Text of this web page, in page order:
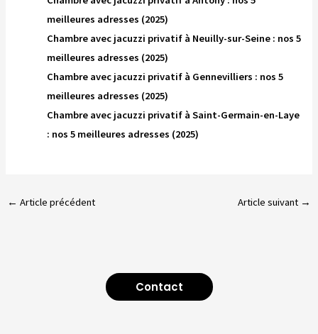
meilleures adresses (2025)
Chambre avec jacuzzi privatif à Neuilly-sur-Seine : nos 5
meilleures adresses (2025)
Chambre avec jacuzzi privatif à Gennevilliers : nos 5
meilleures adresses (2025)
Chambre avec jacuzzi privatif à Saint-Germain-en-Laye
: nos 5 meilleures adresses (2025)
← Article précédent Article suivant →
Contact